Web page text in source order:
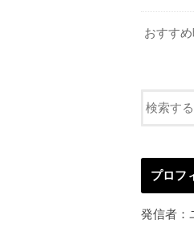
おすす
プロフ
発信者：